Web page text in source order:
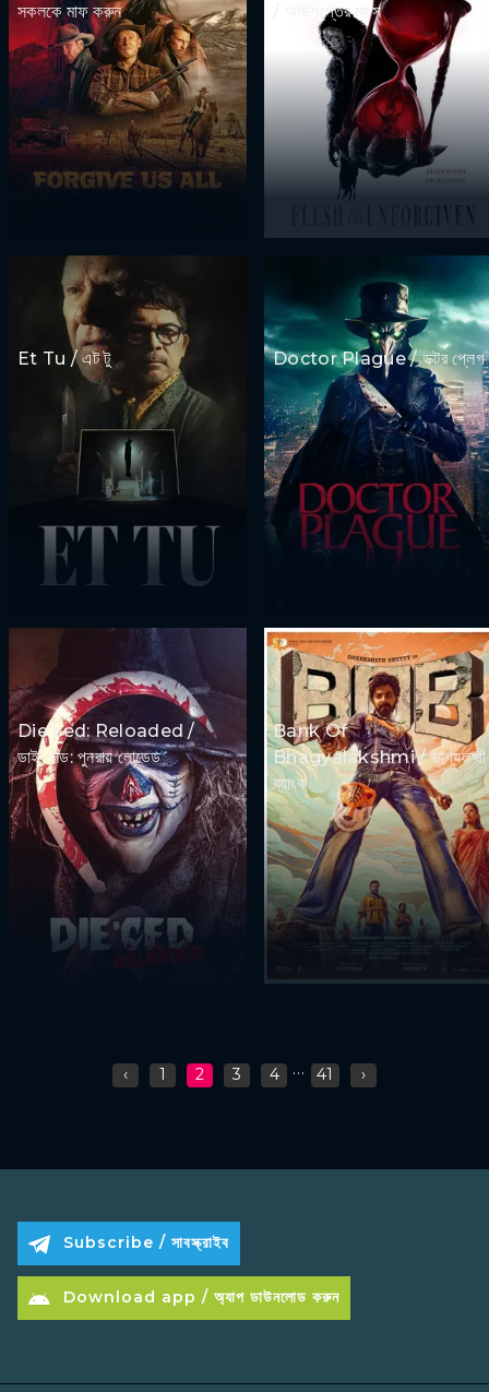
সকলকে মাফ করুন
/ অভিশপ্তের মাংস
Et Tu / এট টু Doctor Plague / ডক্টর প্লেগ
Die'ced: Reloaded /
ডাই'সেড: পুনরায় লোডেড
Bank Of
Bhagyalakshmi / ভাগ্যলক্ষ্মী
ব্যাংক
‹ 1 2 3 4 ... 41 ›
Subscribe / সাবস্ক্রাইব
Download app / অ্যাপ ডাউনলোড করুন